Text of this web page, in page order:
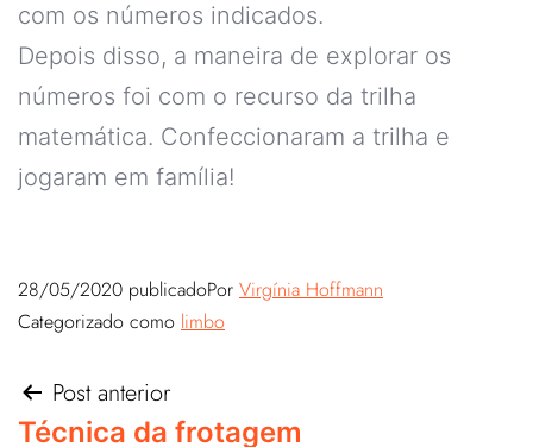
com os números indicados.
Depois disso, a maneira de explorar os
números foi com o recurso da trilha
matemática. Confeccionaram a trilha e
jogaram em família!
28/05/2020 publicadoPor Virgínia Hoffmann
Categorizado como limbo
Post anterior
Técnica da frotagem